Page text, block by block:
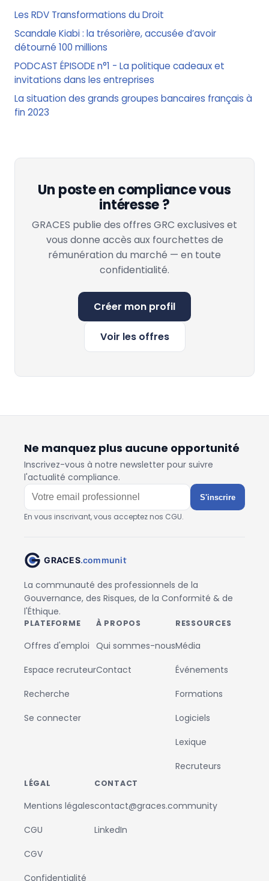
Les RDV Transformations du Droit
Scandale Kiabi : la trésorière, accusée d’avoir
détourné 100 millions
PODCAST ÉPISODE n°1 - La politique cadeaux et
invitations dans les entreprises
La situation des grands groupes bancaires français à
fin 2023
Un poste en compliance vous
intéresse ?
GRACES publie des offres GRC exclusives et
vous donne accès aux fourchettes de
rémunération du marché — en toute
confidentialité.
Créer mon profil
Voir les offres
Ne manquez plus aucune opportunité
Inscrivez-vous à notre newsletter pour suivre
l'actualité compliance.
S'inscrire
En vous inscrivant, vous acceptez nos CGU.
La communauté des professionnels de la
Gouvernance, des Risques, de la Conformité & de
l'Éthique.
PLATEFORME
Offres d'emploi
Espace recruteur
Recherche
Se connecter
À PROPOS
Qui sommes-nous
Contact
RESSOURCES
Média
Événements
Formations
Logiciels
Lexique
Recruteurs
LÉGAL
Mentions légales
CGU
CGV
Confidentialité
CONTACT
contact@graces.community
LinkedIn